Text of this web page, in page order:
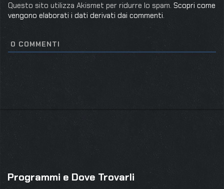
Questo sito utilizza Akismet per ridurre lo spam. Scopri come
vengono elaborati i dati derivati dai commenti.
0 COMMENTI
Programmi e Dove Trovarli